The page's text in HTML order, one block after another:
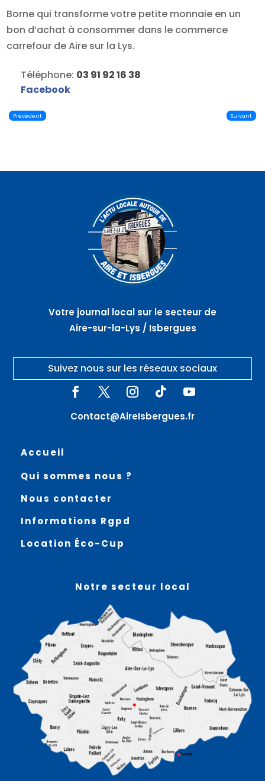
Borne qui transforme votre petite monnaie en un
bon d’achat à consommer dans le commerce
carrefour de Aire sur la Lys.
Téléphone: 03 91 92 16 38
Facebook
Précédent Suivant
Votre journal local sur le secteur de
Aire-sur-la-Lys / Isbergues
Suivez nous sur les réseaux sociaux
Contact@AireIsbergues.fr
Accueil
Qui sommes nous ?
Nous contacter
Informations Rgpd
Location Éco-Cup
Notre secteur local